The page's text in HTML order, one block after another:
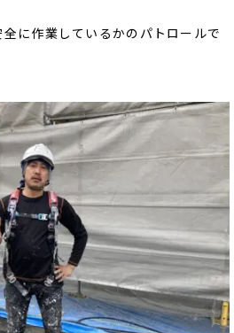
に作業しているかのパトロールで